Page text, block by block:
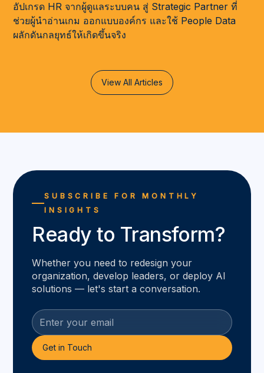
อัปเกรด HR จากผู้ดูแลระบบคน สู่ Strategic Partner ที่
ช่วยผู้นำอ่านเกม ออกแบบองค์กร และใช้ People Data
ผลักดันกลยุทธ์ให้เกิดขึ้นจริง
View All Articles
SUBSCRIBE FOR MONTHLY
INSIGHTS
Ready to Transform?
Whether you need to redesign your
organization, develop leaders, or deploy AI
solutions — let's start a conversation.